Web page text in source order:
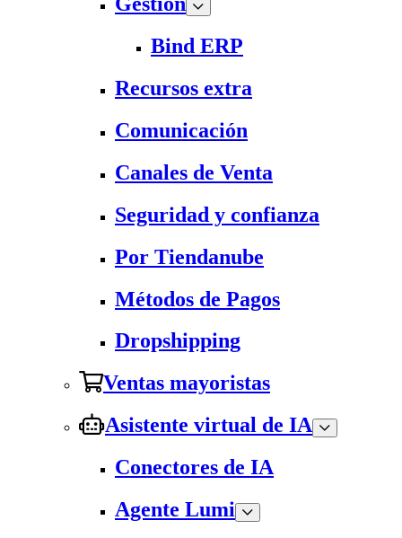
Bind ERP
Recursos extra
Comunicación
Canales de Venta
Seguridad y confianza
Por Tiendanube
Métodos de Pagos
Dropshipping
Ventas mayoristas
Asistente virtual de IA
Conectores de IA
Agente Lumi